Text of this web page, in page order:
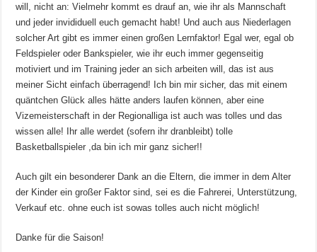
will, nicht an: Vielmehr kommt es drauf an, wie ihr als Mannschaft
und jeder invididuell euch gemacht habt! Und auch aus Niederlagen
solcher Art gibt es immer einen großen Lernfaktor! Egal wer, egal ob
Feldspieler oder Bankspieler, wie ihr euch immer gegenseitig
motiviert und im Training jeder an sich arbeiten will, das ist aus
meiner Sicht einfach überragend! Ich bin mir sicher, das mit einem
quäntchen Glück alles hätte anders laufen können, aber eine
Vizemeisterschaft in der Regionalliga ist auch was tolles und das
wissen alle! Ihr alle werdet (sofern ihr dranbleibt) tolle
Basketballspieler ,da bin ich mir ganz sicher!!
Auch gilt ein besonderer Dank an die Eltern, die immer in dem Alter
der Kinder ein großer Faktor sind, sei es die Fahrerei, Unterstützung,
Verkauf etc. ohne euch ist sowas tolles auch nicht möglich!
Danke für die Saison!